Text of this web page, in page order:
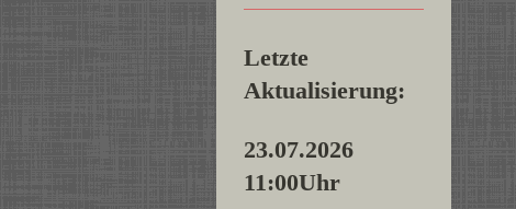
Letzte
Aktualisierung:
23.07.2026
11:00Uhr